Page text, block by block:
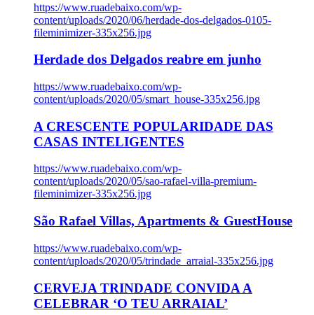
https://www.ruadebaixo.com/wp-
content/uploads/2020/06/herdade-dos-delgados-0105-
fileminimizer-335x256.jpg
Herdade dos Delgados reabre em junho
https://www.ruadebaixo.com/wp-
content/uploads/2020/05/smart_house-335x256.jpg
A CRESCENTE POPULARIDADE DAS
CASAS INTELIGENTES
https://www.ruadebaixo.com/wp-
content/uploads/2020/05/sao-rafael-villa-premium-
fileminimizer-335x256.jpg
São Rafael Villas, Apartments & GuestHouse
https://www.ruadebaixo.com/wp-
content/uploads/2020/05/trindade_arraial-335x256.jpg
CERVEJA TRINDADE CONVIDA A
CELEBRAR ‘O TEU ARRAIAL’